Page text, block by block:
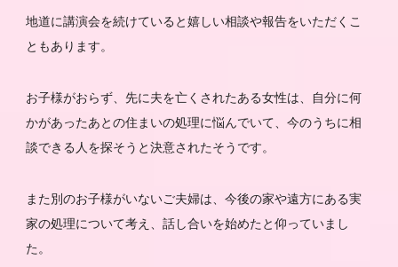
地道に講演会を続けていると嬉しい相談や報告をいただくこ
ともあります。
お子様がおらず、先に夫を亡くされたある女性は、自分に何
かがあったあとの住まいの処理に悩んでいて、今のうちに相
談できる人を探そうと決意されたそうです。
また別のお子様がいないご夫婦は、今後の家や遠方にある実
家の処理について考え、話し合いを始めたと仰っていまし
た。